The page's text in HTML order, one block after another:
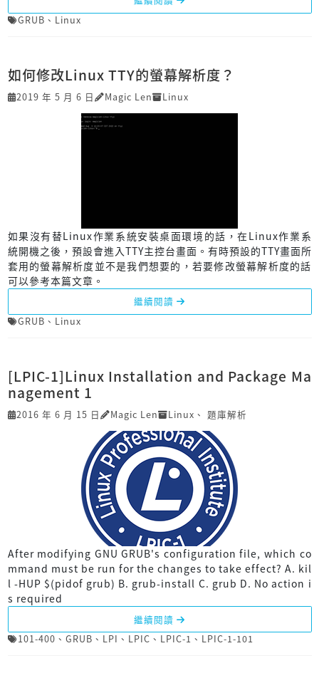
GRUB 、 Linux
如何修改Linux TTY的螢幕解析度？
2019 年 5 月 6 日 Magic Len Linux
如果沒有替Linux作業系統安裝桌面環境的話，在Linux作業系
統開機之後，預設會進入TTY主控台畫面。有時預設的TTY畫面所
套用的螢幕解析度並不是我們想要的，若要修改螢幕解析度的話
可以參考本篇文章。
繼續閱讀
GRUB 、 Linux
[LPIC-1]Linux Installation and Package Ma
nagement 1
2016 年 6 月 15 日 Magic Len Linux 、 題庫解析
After modifying GNU GRUB's configuration file, which co
mmand must be run for the changes to take effect? A. kil
l -HUP $(pidof grub) B. grub-install C. grub D. No action i
s required
繼續閱讀
101-400 、 GRUB 、 LPI 、 LPIC 、 LPIC-1 、 LPIC-1-101